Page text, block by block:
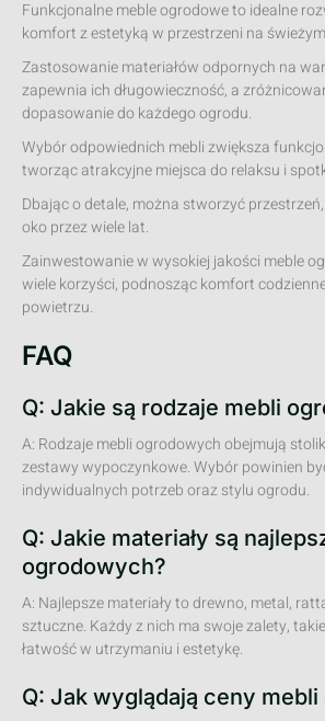
Funkcjonalne meble ogrodowe to idealne
komfort z estetyką w przestrzeni na
Zastosowanie materiałów odpornych na
zapewnia ich długowieczność, a
dopasowanie do każdego ogrodu.
Wybór odpowiednich mebli zwiększa
tworząc atrakcyjne miejsca do relaksu i
Dbając o detale, można stworzyć
oko przez wiele lat.
Zainwestowanie w wysokiej jakości meble
wiele korzyści, podnosząc komfort
powietrzu.
FAQ
Q: Jakie są rodzaje mebli
A: Rodzaje mebli ogrodowych obejmują
zestawy wypoczynkowe. Wybór powinien
indywidualnych potrzeb oraz stylu ogrodu.
Q: Jakie materiały są
ogrodowych?
A: Najlepsze materiały to drewno, metal,
sztuczne. Każdy z nich ma swoje zalety,
łatwość w utrzymaniu i estetykę.
Q: Jak wyglądają ceny